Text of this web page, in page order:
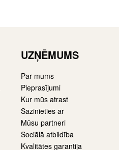
UZŅĒMUMS
Par mums
Pieprasījumi
Kur mūs atrast
Sazinieties ar
Mūsu partneri
Sociālā atbildība
Kvalitātes garantija